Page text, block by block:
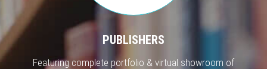
PUBLISHERS
Featuring complete portfolio & virtual showroom of